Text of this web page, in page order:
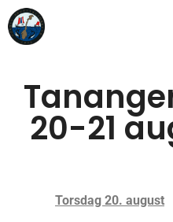
20-21
Torsdag 20. august